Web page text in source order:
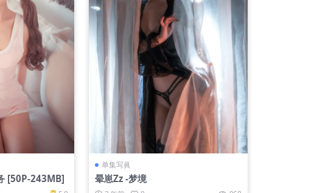
[50P-243MB]
单集写眞
晕崽Zz -梦境